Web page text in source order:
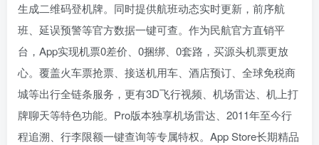
生成二维码登机牌。同时提供航班动态实时更新，前序航
班、延误预警等官方数据一键可查。作为民航官方直销平
台，App实现机票0差价、0捆绑、0套路，买源头机票更放
心。覆盖火车票抢票、接送机用车、酒店预订、全球免税商
城等出行全链条服务，更有3D飞行视频、机场雷达、机上打
牌聊天等特色功能。Pro版本独享机场雷达、2011年至今行
程追溯、行李限额一键查询等专属特权。App Store长期精品